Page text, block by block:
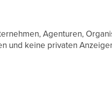
Agenturen,
und keine privaten